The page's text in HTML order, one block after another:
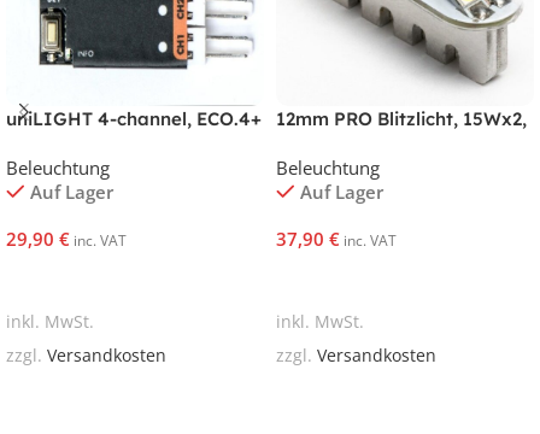
uniLIGHT 4-channel, ECO.4+
Beleuchtung
Auf Lager
29,90 € inc. VAT
inkl. MwSt.
zzgl. Versandkosten
12mm PRO Blitzlicht, 15Wx2,
Beleuchtung
Auf Lager
37,90 € inc. VAT
inkl. MwSt.
zzgl. Versandkosten